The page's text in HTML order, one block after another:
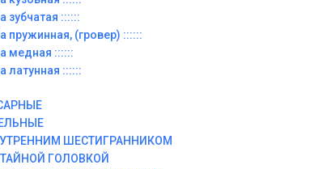
зубчатая ::::::
пружинная, (гровер) ::::::
медная ::::::
латунная ::::::
ШЕСТИГРАННИКОМ
ГОЛОВКОЙ